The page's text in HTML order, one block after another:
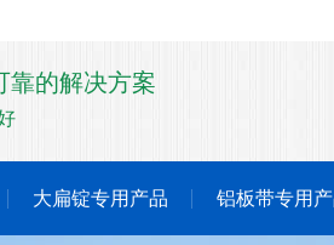
靠的解决方案
大扁锭专用产品 铝板带专用